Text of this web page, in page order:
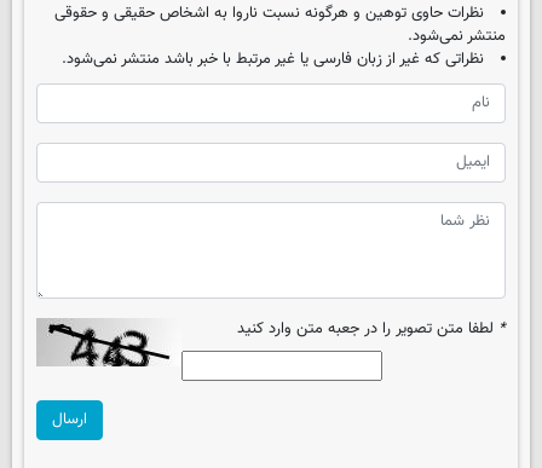
نظرات حاوی توهین و هرگونه نسبت ناروا به اشخاص حقیقی و حقوقی
منتشر نمی‌شود.
نظراتی که غیر از زبان فارسی یا غیر مرتبط با خبر باشد منتشر نمی‌شود.
* لطفا متن تصویر را در جعبه متن وارد کنید
ارسال